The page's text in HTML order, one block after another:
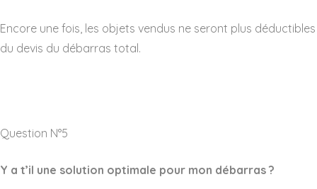
Encore une fois, les objets vendus ne seront plus déductibles
du devis du débarras total.
Question N°5
Y a t’il une solution optimale pour mon débarras ?